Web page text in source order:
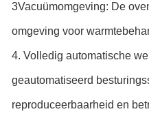
3Vacuümomgeving: De
omgeving voor
4. Volledig automatische
geautomatiseerd
reproduceerbaarheid en